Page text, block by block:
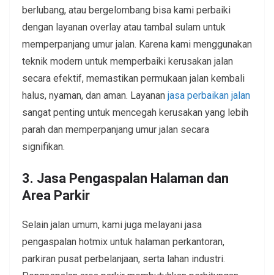
berlubang, atau bergelombang bisa kami perbaiki
dengan layanan overlay atau tambal sulam untuk
memperpanjang umur jalan. Karena kami menggunakan
teknik modern untuk memperbaiki kerusakan jalan
secara efektif, memastikan permukaan jalan kembali
halus, nyaman, dan aman. Layanan jasa perbaikan jalan
sangat penting untuk mencegah kerusakan yang lebih
parah dan memperpanjang umur jalan secara
signifikan.
3. Jasa Pengaspalan Halaman dan
Area Parkir
Selain jalan umum, kami juga melayani jasa
pengaspalan hotmix untuk halaman perkantoran,
parkiran pusat perbelanjaan, serta lahan industri.